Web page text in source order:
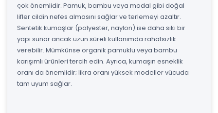
çok önemlidir. Pamuk, bambu veya modal gibi doğal
lifler cildin nefes almasını sağlar ve terlemeyi azaltır.
Sentetik kumaşlar (polyester, naylon) ise daha sıkı bir
yapı sunar ancak uzun süreli kullanımda rahatsızlık
verebilir. Mümkünse organik pamuklu veya bambu
karışımlı ürünleri tercih edin. Ayrıca, kumaşın esneklik
oranı da önemlidir; likra oranı yüksek modeller vücuda
tam uyum sağlar.